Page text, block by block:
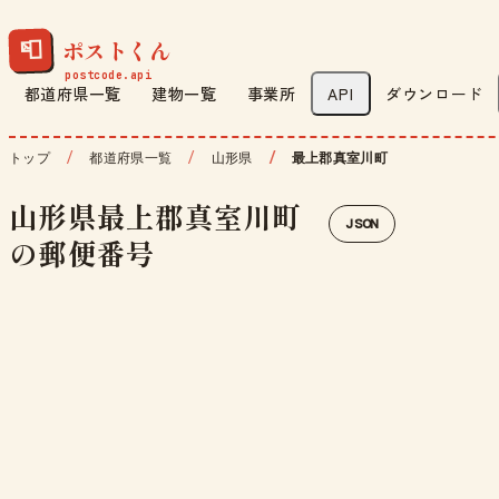
📮 ポストくん
都道府県一覧 建物一覧 事業所 API ダウンロード
トップ 都道府県一覧 山形県 最上郡真室川町
山形県最上郡真室川町
の郵便番号
JSON